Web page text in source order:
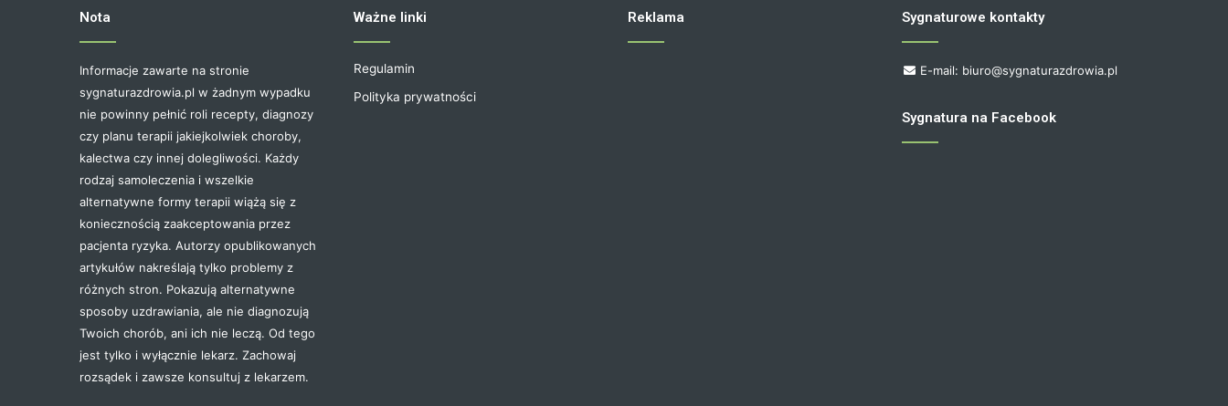
Nota
Informacje zawarte na stronie
sygnaturazdrowia.pl w żadnym wypadku
nie powinny pełnić roli recepty, diagnozy
czy planu terapii jakiejkolwiek choroby,
kalectwa czy innej dolegliwości. Każdy
rodzaj samoleczenia i wszelkie
alternatywne formy terapii wiążą się z
koniecznością zaakceptowania przez
pacjenta ryzyka. Autorzy opublikowanych
artykułów nakreślają tylko problemy z
różnych stron. Pokazują alternatywne
sposoby uzdrawiania, ale nie diagnozują
Twoich chorób, ani ich nie leczą. Od tego
jest tylko i wyłącznie lekarz. Zachowaj
rozsądek i zawsze konsultuj z lekarzem.
Ważne linki
Regulamin
Polityka prywatności
Reklama Sygnaturowe kontakty
E-mail: biuro@sygnaturazdrowia.pl
Sygnatura na Facebook